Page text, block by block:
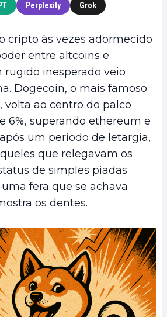
Perplexity Grok
cripto às vezes adormecido
entre altcoins e
rugido inesperado veio
Dogecoin, o mais famoso
volta ao centro do palco
6%, superando ethereum e
após um período de letargia,
que relegavam os
de simples piadas
fera que se achava
os dentes.